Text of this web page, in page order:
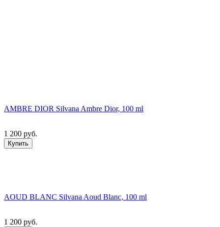
AMBRE DIOR Silvana Ambre Dior, 100 ml
1 200 руб.
Купить
AOUD BLANC Silvana Aoud Blanc, 100 ml
1 200 руб.